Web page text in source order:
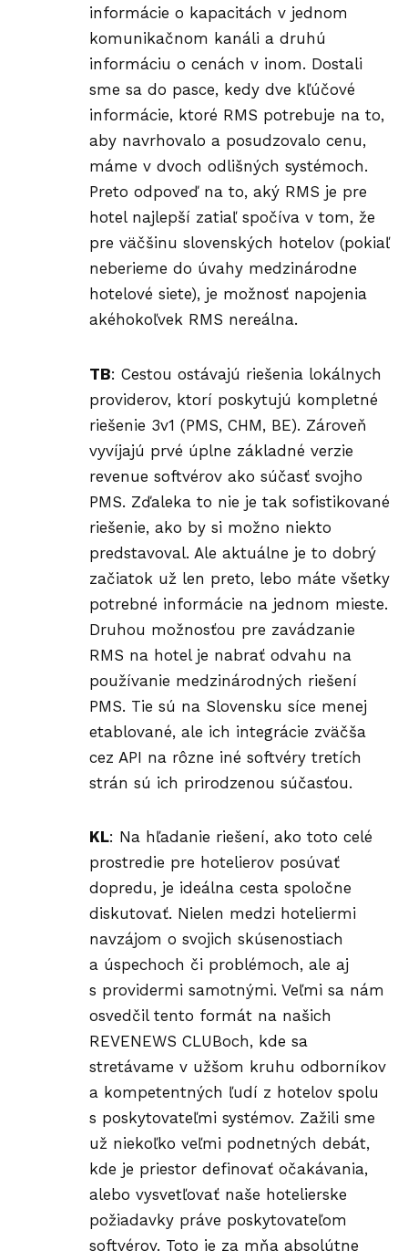
informácie o kapacitách v jednom
komunikačnom kanáli a druhú
informáciu o cenách v inom. Dostali
sme sa do pasce, kedy dve kľúčové
informácie, ktoré RMS potrebuje na to,
aby navrhovalo a posudzovalo cenu,
máme v dvoch odlišných systémoch.
Preto odpoveď na to, aký RMS je pre
hotel najlepší zatiaľ spočíva v tom, že
pre väčšinu slovenských hotelov (pokiaľ
neberieme do úvahy medzinárodne
hotelové siete), je možnosť napojenia
akéhokoľvek RMS nereálna.
TB: Cestou ostávajú riešenia lokálnych
providerov, ktorí poskytujú kompletné
riešenie 3v1 (PMS, CHM, BE). Zároveň
vyvíjajú prvé úplne základné verzie
revenue softvérov ako súčasť svojho
PMS. Zďaleka to nie je tak sofistikované
riešenie, ako by si možno niekto
predstavoval. Ale aktuálne je to dobrý
začiatok už len preto, lebo máte všetky
potrebné informácie na jednom mieste.
Druhou možnosťou pre zavádzanie
RMS na hotel je nabrať odvahu na
používanie medzinárodných riešení
PMS. Tie sú na Slovensku síce menej
etablované, ale ich integrácie zväčša
cez API na rôzne iné softvéry tretích
strán sú ich prirodzenou súčasťou.
KL: Na hľadanie riešení, ako toto celé
prostredie pre hotelierov posúvať
dopredu, je ideálna cesta spoločne
diskutovať. Nielen medzi hoteliermi
navzájom o svojich skúsenostiach
a úspechoch či problémoch, ale aj
s providermi samotnými. Veľmi sa nám
osvedčil tento formát na našich
REVENEWS CLUBoch, kde sa
stretávame v užšom kruhu odborníkov
a kompetentných ľudí z hotelov spolu
s poskytovateľmi systémov. Zažili sme
už niekoľko veľmi podnetných debát,
kde je priestor definovať očakávania,
alebo vysvetľovať naše hotelierske
požiadavky práve poskytovateľom
softvérov. Toto je za mňa absolútne